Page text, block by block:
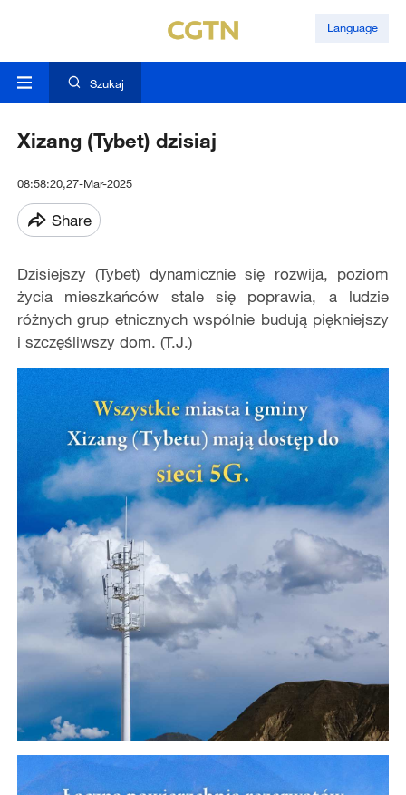
Language
Szukaj
Xizang (Tybet) dzisiaj
08:58:20,27-Mar-2025
Share
Dzisiejszy (Tybet) dynamicznie się rozwija, poziom
życia mieszkańców stale się poprawia, a ludzie
różnych grup etnicznych wspólnie budują piękniejszy
i szczęśliwszy dom. (T.J.)